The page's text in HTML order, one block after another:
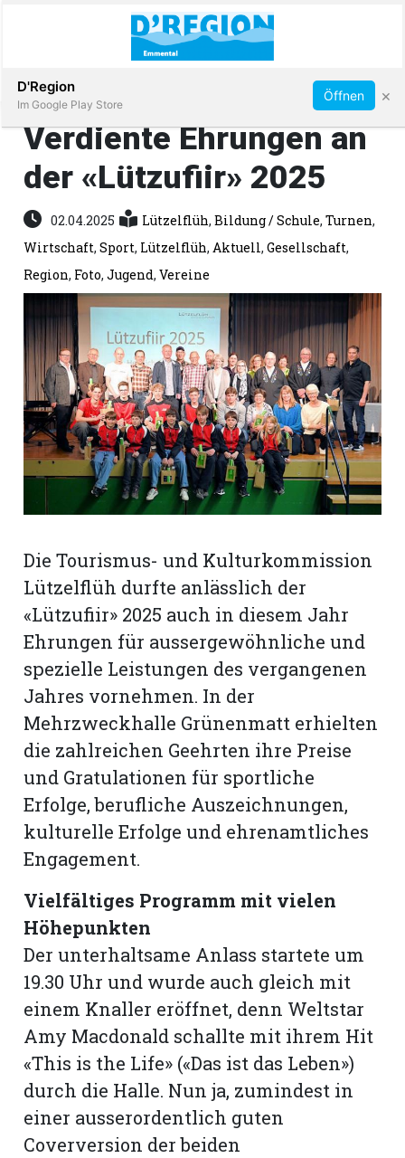
Immobilien
Veranstaltungen
Stellen
E-
Paper
App
Abonnieren
Verdiente Ehrungen an
der «Lützufiir» 2025
02.04.2025 Lützelflüh,Bildung / Schule,Turnen,
Wirtschaft,Sport, Lützelflüh,Aktuell,Gesellschaft,
Region, Foto,Jugend,Vereine
Die Tourismus- und Kulturkommission
Lützelflüh durfte anlässlich der
«Lützufiir» 2025 auch in diesem Jahr
Ehrungen für aussergewöhnliche und
spezielle Leistungen des vergangenen
Jahres vornehmen. In der
Mehrzweckhalle Grünenmatt erhielten
die zahlreichen Geehrten ihre Preise
und Gratulationen für sportliche
Erfolge, berufliche Auszeichnungen,
kulturelle Erfolge und ehrenamtliches
Engagement.
Vielfältiges Programm mit vielen
Höhepunkten
Der unterhaltsame Anlass startete um
19.30 Uhr und wurde auch gleich mit
einem Knaller eröffnet, denn Weltstar
Amy Macdonald schallte mit ihrem Hit
«This is the Life» («Das ist das Leben»)
durch die Halle. Nun ja, zumindest in
einer ausserordentlich guten
Coverversion der beiden
D'Region
Im Google Play Store
Öffnen ×